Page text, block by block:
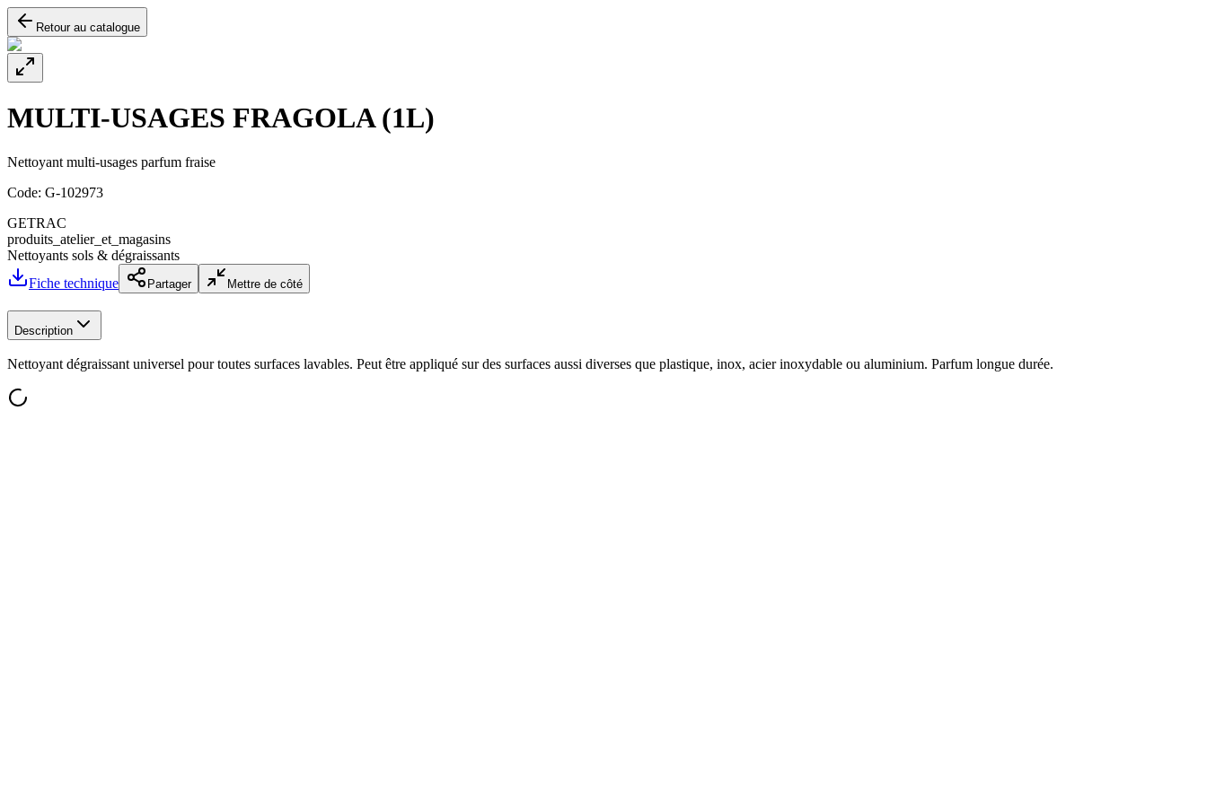
Retour au catalogue
MULTI-USAGES FRAGOLA (1L)
Nettoyant multi-usages parfum fraise
Code: G-102973
GETRAC
produits_atelier_et_magasins
Nettoyants sols & dégraissants
Fiche technique
Partager Mettre de côté
Description
Nettoyant dégraissant universel pour toutes surfaces lavables. Peut être appliqué sur des surfaces aussi diverses que plastique, inox, acier inoxydable ou aluminium. Parfum longue durée.